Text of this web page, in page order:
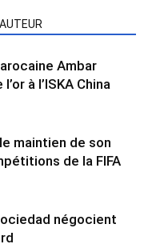
Ambar
à l’ISKA China
maintien de son
de la FIFA
négocient